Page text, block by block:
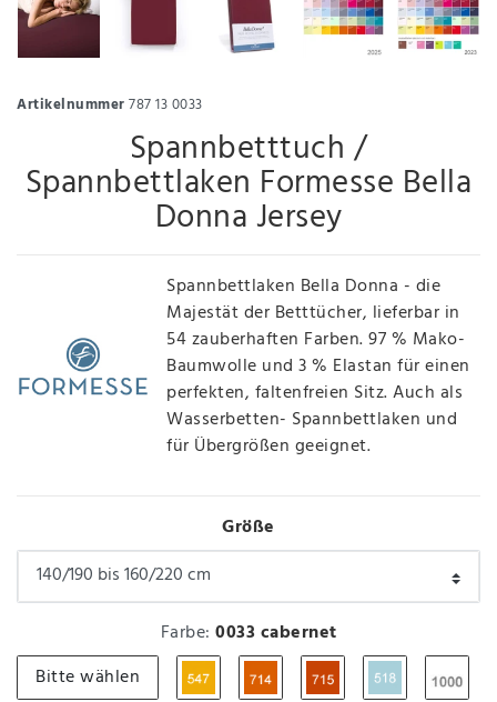
Artikelnummer787 13 0033
Spannbetttuch /
Spannbettlaken Formesse Bella
Donna Jersey
Spannbettlaken Bella Donna - die
Majestät der Betttücher, lieferbar in
54 zauberhaften Farben. 97 % Mako-
Baumwolle und 3 % Elastan für einen
perfekten, faltenfreien Sitz. Auch als
Wasserbetten- Spannbettlaken und
für Übergrößen geeignet.
Größe
Farbe: 0033 cabernet
Bitte wählen